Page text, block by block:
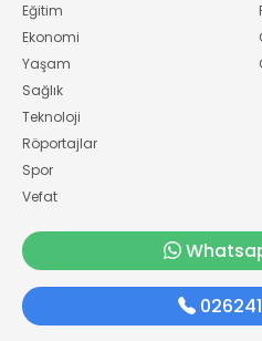
Eğitim
Ekonomi
Yaşam
Sağlık
Teknoloji
Röportajlar
Spor
Vefat